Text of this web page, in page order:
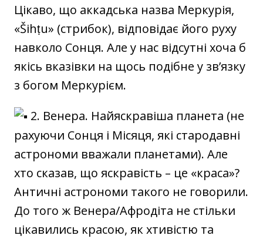
Цікаво, що аккадська назва Меркурія,
«Šihṭu» (стрибок), відповідає його руху
навколо Сонця. Але у нас відсутні хоча б
якісь вказівки на щось подібне у зв’язку
з богом Меркурієм.
2. Венера. Найяскравіша планета (не
рахуючи Сонця і Місяця, які стародавні
астрономи вважали планетами). Але
хто сказав, що яскравість – це «краса»?
Античні астрономи такого не говорили.
До того ж Венера/Афродіта не стільки
цікавились красою, як хтивістю та